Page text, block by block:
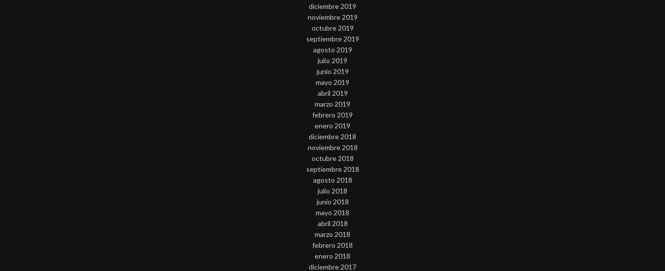
diciembre 2019
noviembre 2019
octubre 2019
septiembre 2019
agosto 2019
julio 2019
junio 2019
mayo 2019
abril 2019
marzo 2019
febrero 2019
enero 2019
diciembre 2018
noviembre 2018
octubre 2018
septiembre 2018
agosto 2018
julio 2018
junio 2018
mayo 2018
abril 2018
marzo 2018
febrero 2018
enero 2018
diciembre 2017